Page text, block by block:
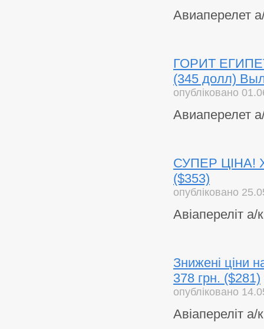
Авиаперелет
ГОРИТ
(345 долл)
опубліковано
Авиаперелет
СУПЕР ЦІНА!
($353)
опубліковано
Авіапереліт а/
Знижені ціни
378 грн. ($281)
опубліковано
Авіапереліт